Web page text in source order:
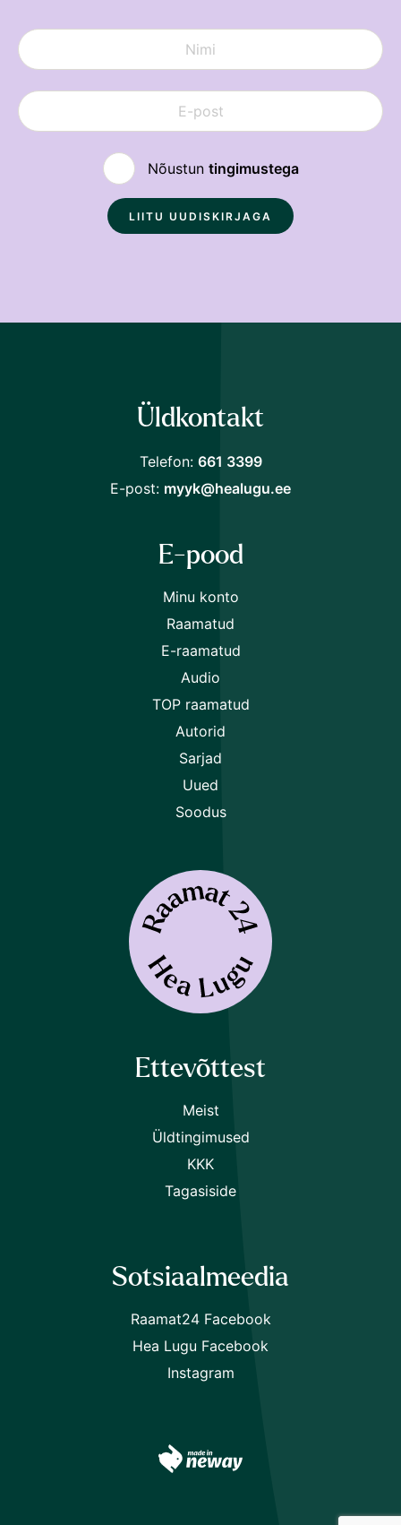
Nõustun tingimustega
Nõustuntingimustega
Üldkontakt
Telefon: 661 3399
E-post: myyk@healugu.ee
E-pood
Minu konto
Raamatud
E-raamatud
Audio
TOP raamatud
Autorid
Sarjad
Uued
Soodus
Ettevõttest
Meist
Üldtingimused
KKK
Tagasiside
Sotsiaalmeedia
Raamat24 Facebook
Hea Lugu Facebook
Instagram